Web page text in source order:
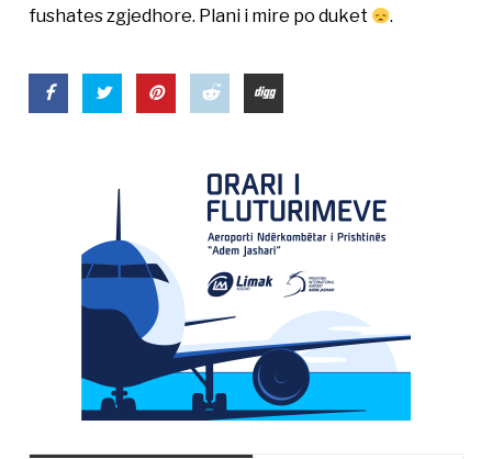
fushates zgjedhore. Plani i mire po duket
.